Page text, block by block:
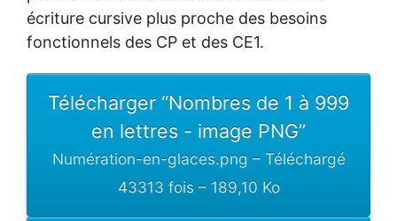
écriture cursive plus proche des besoins
fonctionnels des CP et des CE1.
Télécharger “Nombres de 1 à 999
en lettres - image PNG”
Numération-en-glaces.png – Téléchargé
43313 fois – 189,10 Ko